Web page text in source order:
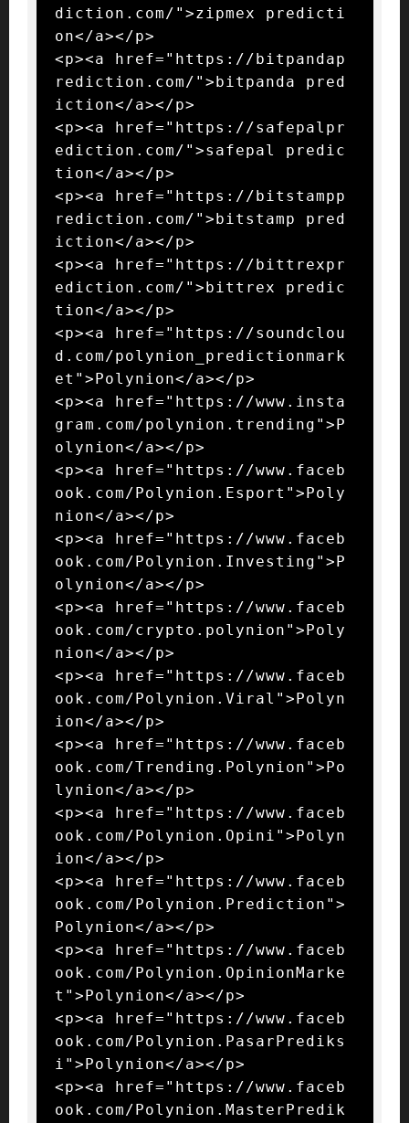
diction.com/">zipmex predicti
on</a></p>
<p><a href="https://bitpandap
rediction.com/">bitpanda pred
iction</a></p>
<p><a href="https://safepalpr
ediction.com/">safepal predic
tion</a></p>
<p><a href="https://bitstampp
rediction.com/">bitstamp pred
iction</a></p>
<p><a href="https://bittrexpr
ediction.com/">bittrex predic
tion</a></p>
<p><a href="https://soundclou
d.com/polynion_predictionmark
et">Polynion</a></p>
<p><a href="https://www.insta
gram.com/polynion.trending">P
olynion</a></p>
<p><a href="https://www.faceb
ook.com/Polynion.Esport">Poly
nion</a></p>
<p><a href="https://www.faceb
ook.com/Polynion.Investing">P
olynion</a></p>
<p><a href="https://www.faceb
ook.com/crypto.polynion">Poly
nion</a></p>
<p><a href="https://www.faceb
ook.com/Polynion.Viral">Polyn
ion</a></p>
<p><a href="https://www.faceb
ook.com/Trending.Polynion">Po
lynion</a></p>
<p><a href="https://www.faceb
ook.com/Polynion.Opini">Polyn
ion</a></p>
<p><a href="https://www.faceb
ook.com/Polynion.Prediction">
Polynion</a></p>
<p><a href="https://www.faceb
ook.com/Polynion.OpinionMarke
t">Polynion</a></p>
<p><a href="https://www.faceb
ook.com/Polynion.PasarPrediks
i">Polynion</a></p>
<p><a href="https://www.faceb
ook.com/Polynion.MasterPredik